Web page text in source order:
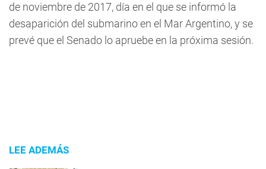
de noviembre de 2017, día en el que se informó la
desaparición del submarino en el Mar Argentino, y se
prevé que el Senado lo apruebe en la próxima sesión.
LEE ADEMÁS